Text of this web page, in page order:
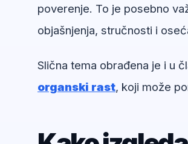
poverenje. To je posebno
objašnjenja, stručnosti i
Slična tema obrađena je i u
organski rast, koji može